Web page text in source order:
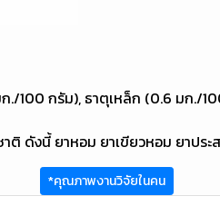
./100 กรัม), ธาตุเหล็ก (0.6 มก./
งนี้ ยาหอม ยาเขียวหอม ยาประส
*คุณภาพงานวิจัยในคน